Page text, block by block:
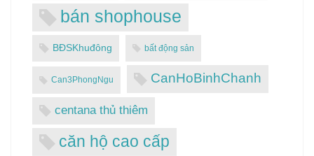
bán shophouse
BĐSKhuđông bất động sản
Can3PhongNgu CanHoBinhChanh
centana thủ thiêm
căn hộ cao cấp